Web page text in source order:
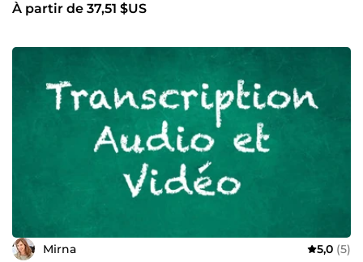
À partir de 37,51 $US
Mirna 5,0 (5)